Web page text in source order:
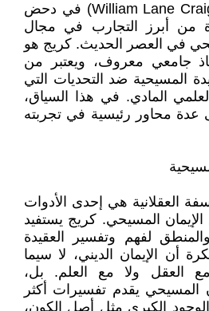
تعد تجربة وليام كريج (William Lane Craig) في دحض
من أبرز التجارب في مجال
في العصر الحديث. كريج هو
جامعي معروف، ويعتبر من
المسيحية ضد التحديات التي
المادي. في هذا السياق،
محاور رئيسية في تجربته
العقلانية هي إحدى الأدوات
المسيحي. كريج يستفيد
لفهم وتفسير العقيدة
أن الإيمان الديني، لا سيما
العقل ولا مع العلم. بل،
المسيحي يقدم تفسيرات أكثر
الكبرى مثل أصل الكون،